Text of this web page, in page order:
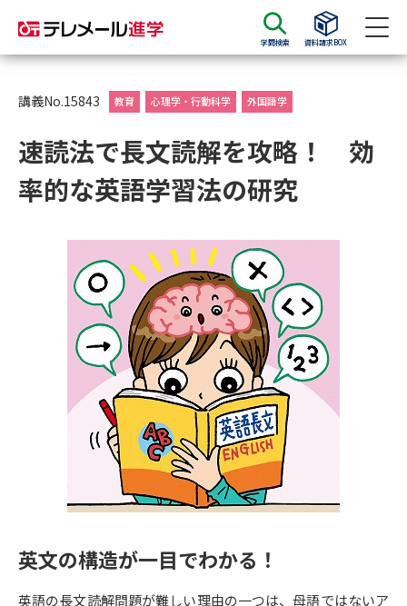
学問検索 資料請求BOX
資料請求 資料検索
大学・短大の資料種類から請求
総合型選抜・学校推薦型選抜 募
集要項＆願書
大学入学共通テスト利用選抜の
募集要項＆願書
大学・短大以外の資料から請求
専門学校の資料請求 大学院の資料請求
留学・進学関連、塾・予備校
大学入学共通テスト「受験案
内」の請求
大学入学共通テスト「受験上の
配慮案内」の請求
高等学校卒業程度認定試験
幼稚園教員資格認定試験 小学校教員資格認定試験
高等学校（情報）教員資格認定
講義No.15843 教育 心理学・行動科学 外国語学
速読法で長文読解を攻略！ 効
率的な英語学習法の研究
英文の構造が一目でわかる！
英語の長文読解問題が難しい理由の一つは、母語ではないア